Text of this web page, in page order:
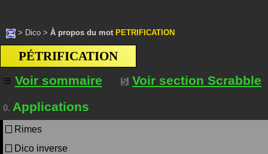
> Dico > À propos du mot PETRIFICATION
PÉTRIFICATION
Voir sommaire
Voir section Scrabble
0. Applications
Rimes
Dico inverse